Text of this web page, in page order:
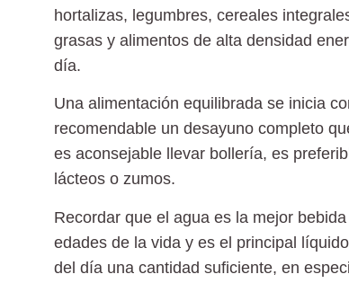
hortalizas, legumbres, cereales
grasas y alimentos de alta densidad
día.
Una alimentación equilibrada se inicia
recomendable un desayuno completo
es aconsejable llevar bollería, es
lácteos o zumos.
Recordar que el agua es la mejor bebida
edades de la vida y es el principal
del día una cantidad suficiente, en